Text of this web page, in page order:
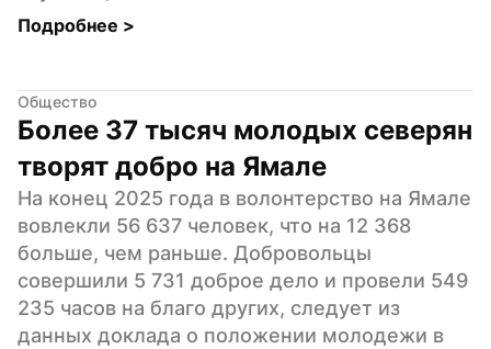
Подробнее >
Общество
Более 37 тысяч молодых северян
творят добро на Ямале
На конец 2025 года в волонтерство на Ямале
вовлекли 56 637 человек, что на 12 368
больше, чем раньше. Добровольцы
совершили 5 731 доброе дело и провели 549
235 часов на благо других, следует из
данных доклада о положении молодежи в